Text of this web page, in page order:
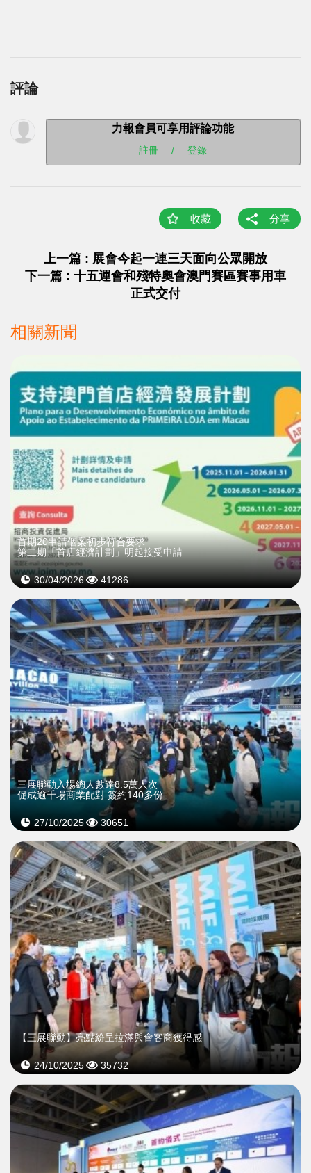
評論
力報會員可享用評論功能
註冊 / 登錄
收藏 分享
上一篇 : 展會今起一連三天面向公眾開放
下一篇 : 十五運會和殘特奧會澳門賽區賽事用車
正式交付
相關新聞
首期20申請個案初步符合要求
第二期「首店經濟計劃」明起接受申請
30/04/2026 41286
三展聯動入場總人數達8.5萬人次
促成逾千場商業配對 簽約140多份
27/10/2025 30651
【三展聯動】亮點紛呈拉滿與會客商獲得感
24/10/2025 35732